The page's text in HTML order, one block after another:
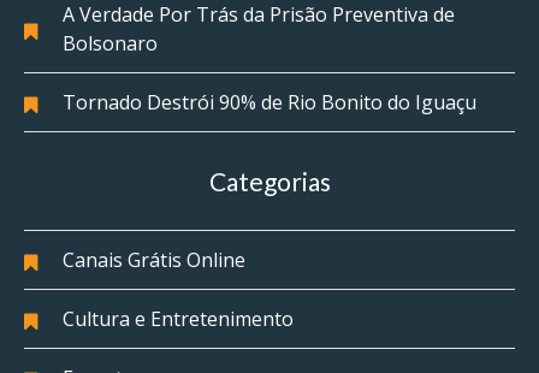
A Verdade Por Trás da Prisão Preventiva de
Bolsonaro
Tornado Destrói 90% de Rio Bonito do Iguaçu
Categorias
Canais Grátis Online
Cultura e Entretenimento